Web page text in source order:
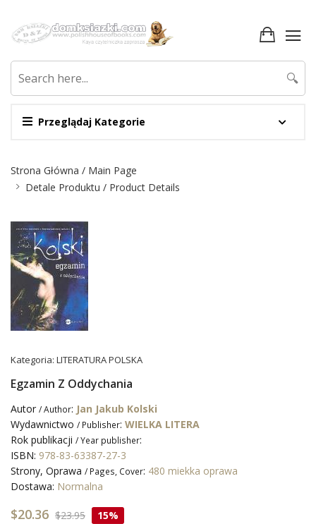
Przeglądaj Kategorie
🔍
Strona Główna / Main Page
Detale Produktu / Product Details
Kategoria: LITERATURA POLSKA
Egzamin Z Oddychania
Autor / Author: Jan Jakub Kolski
Wydawnictwo / Publisher: WIELKA LITERA
Rok publikacji / Year publisher:
ISBN: 978-83-63387-27-3
Strony, Oprawa / Pages, Cover: 480 miekka oprawa
Dostawa: Normalna
$20.36 $23.95 15%